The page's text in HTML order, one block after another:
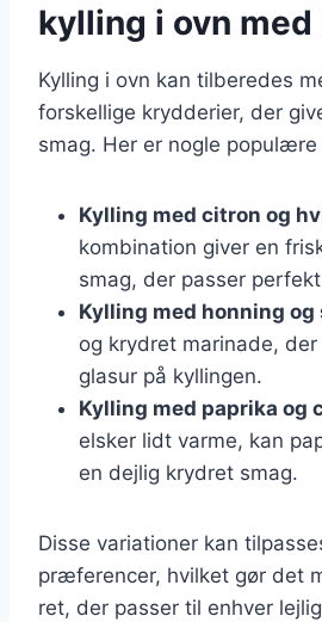
kylling i ovn
Kylling i ovn kan tilberedes
forskellige krydderier, der
smag. Her er nogle populære
Kylling med citron og
kombination giver en
smag, der passer
Kylling med honning og
og krydret marinade,
glasur på kyllingen.
Kylling med paprika og
elsker lidt varme, kan
en dejlig krydret smag.
Disse variationer kan
præferencer, hvilket gør det
ret, der passer til enhver